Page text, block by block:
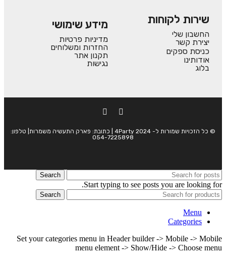
שירות לקוחות
החשבון שלי
יצירת קשר
כניסת ספקים
אודותינו
בלוג
מידע שימושי
מדיניות פרטיות
החזרות ומשלוחים
תקנון אתר
נגישות
© כל הזכויות שמורות ל- 4Party 2024 | כתובת: פארק התעשיה משמרות| טלפון:
054-7225898
Search
Start typing to see posts you are looking for.
Search
Menu
Categories
Set your categories menu in Header builder -> Mobile -> Mobile
menu element -> Show/Hide -> Choose menu